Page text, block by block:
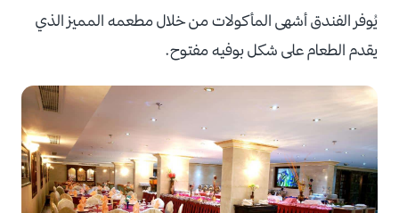
يُوفر الفندق أشهى المأكولات من خلال مطعمه المميز الذي
يقدم الطعام على شكل بوفيه مفتوح.